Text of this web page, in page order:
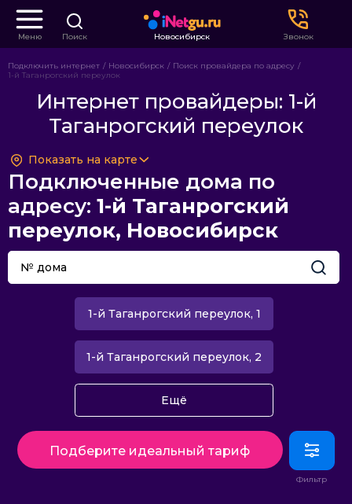
Меню Поиск Новосибирск Звонок
Подключить интернет Новосибирск
Поиск провайдера по адресу
1-й Таганрогский переулок
Интернет провайдеры: 1-й
Таганрогский переулок
Показать на карте
Подключенные дома по
адресу: 1-й Таганрогский
переулок, Новосибирск
1-й Таганрогский переулок, 1
1-й Таганрогский переулок, 2
Ещё
Подберите идеальный тариф